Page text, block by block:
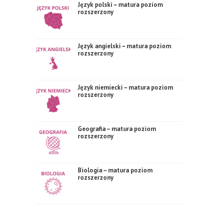
Język polski – matura poziom
rozszerzony
Język angielski – matura poziom
rozszerzony
Język niemiecki – matura poziom
rozszerzony
Geografia – matura poziom
rozszerzony
Biologia – matura poziom
rozszerzony